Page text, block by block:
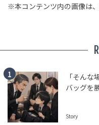
※本コンテンツ内の画像は
「そん
バッグを
Story